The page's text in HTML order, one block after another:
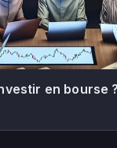
en bourse ?